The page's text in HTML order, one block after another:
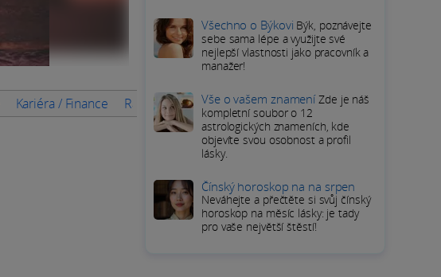
Kariéra / Finance Rady na měsíc PODROBNÝ HOROSKOP Ryb
Všechno o Býkovi Býk, poznávejte
sebe sama lépe a využijte své
nejlepší vlastnosti jako pracovník a
manažer!
Vše o vašem znameníZde je náš
kompletní soubor o 12
astrologických znameních, kde
objevíte svou osobnost a profil
lásky.
Čínský horoskop na na srpen
Neváhejte a přečtěte si svůj čínský
horoskop na měsíc lásky: je tady
pro vaše největší štěstí!